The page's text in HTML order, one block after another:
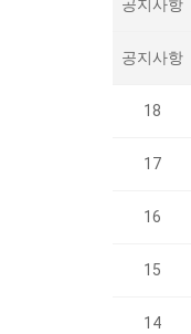
공지사항
공지사항
18
17
16
15
14